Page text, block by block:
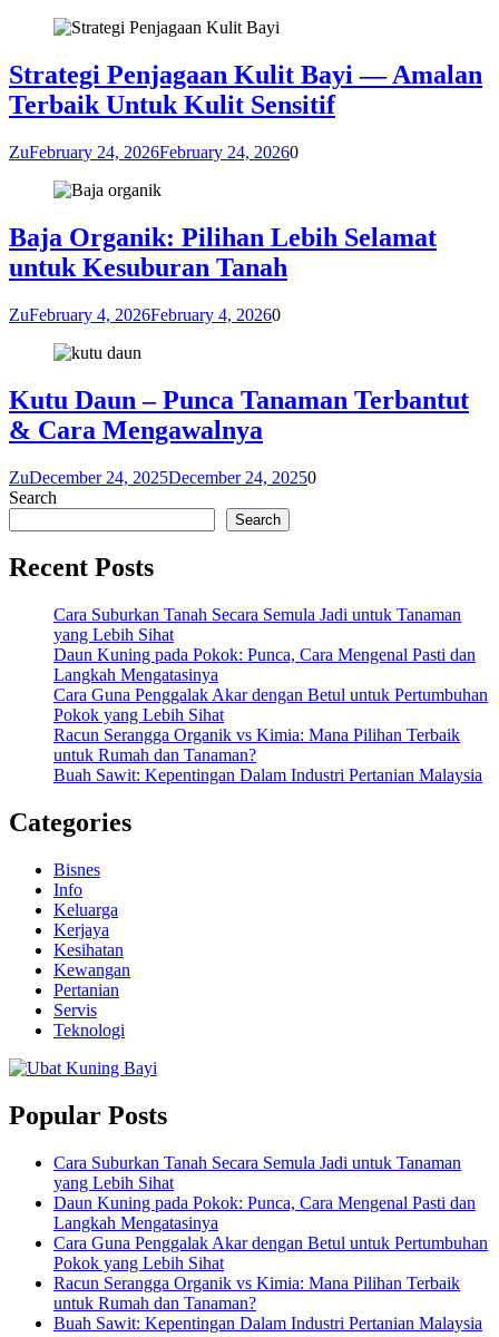
Strategi Penjagaan Kulit Bayi — Amalan
Terbaik Untuk Kulit Sensitif
ZuFebruary 24, 2026February 24, 20260
Baja Organik: Pilihan Lebih Selamat
untuk Kesuburan Tanah
ZuFebruary 4, 2026February 4, 20260
Kutu Daun – Punca Tanaman Terbantut
& Cara Mengawalnya
ZuDecember 24, 2025December 24, 20250
Search
Search
Recent Posts
Cara Suburkan Tanah Secara Semula Jadi untuk Tanaman
yang Lebih Sihat
Daun Kuning pada Pokok: Punca, Cara Mengenal Pasti dan
Langkah Mengatasinya
Cara Guna Penggalak Akar dengan Betul untuk Pertumbuhan
Pokok yang Lebih Sihat
Racun Serangga Organik vs Kimia: Mana Pilihan Terbaik
untuk Rumah dan Tanaman?
Buah Sawit: Kepentingan Dalam Industri Pertanian Malaysia
Categories
Bisnes
Info
Keluarga
Kerjaya
Kesihatan
Kewangan
Pertanian
Servis
Teknologi
Popular Posts
Cara Suburkan Tanah Secara Semula Jadi untuk Tanaman
yang Lebih Sihat
Daun Kuning pada Pokok: Punca, Cara Mengenal Pasti dan
Langkah Mengatasinya
Cara Guna Penggalak Akar dengan Betul untuk Pertumbuhan
Pokok yang Lebih Sihat
Racun Serangga Organik vs Kimia: Mana Pilihan Terbaik
untuk Rumah dan Tanaman?
Buah Sawit: Kepentingan Dalam Industri Pertanian Malaysia